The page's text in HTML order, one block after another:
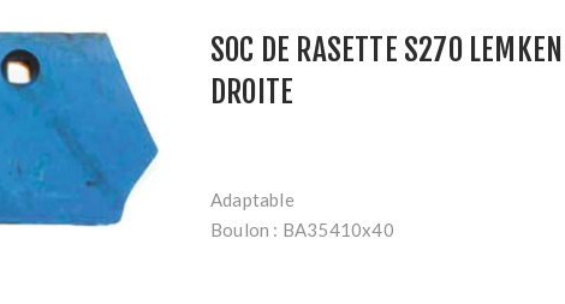
SOC DE RASETTE S270
DROITE
Adaptable
Boulon : BA35410x40